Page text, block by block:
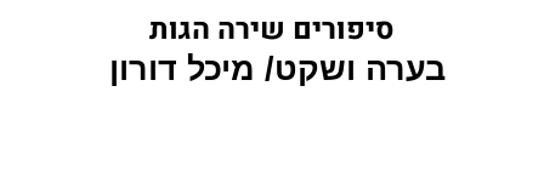
סיפורים שירה הגות
בערה ושקט/ מיכל דורון